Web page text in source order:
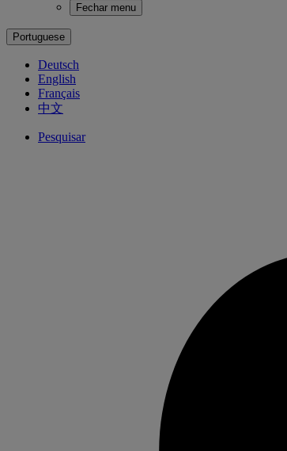
Fechar menu
Portuguese
Deutsch
English
Français
中文
Pesquisar